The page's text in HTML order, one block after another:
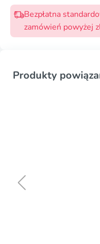
Bezpłatna
zamówień powyżej
Produkty